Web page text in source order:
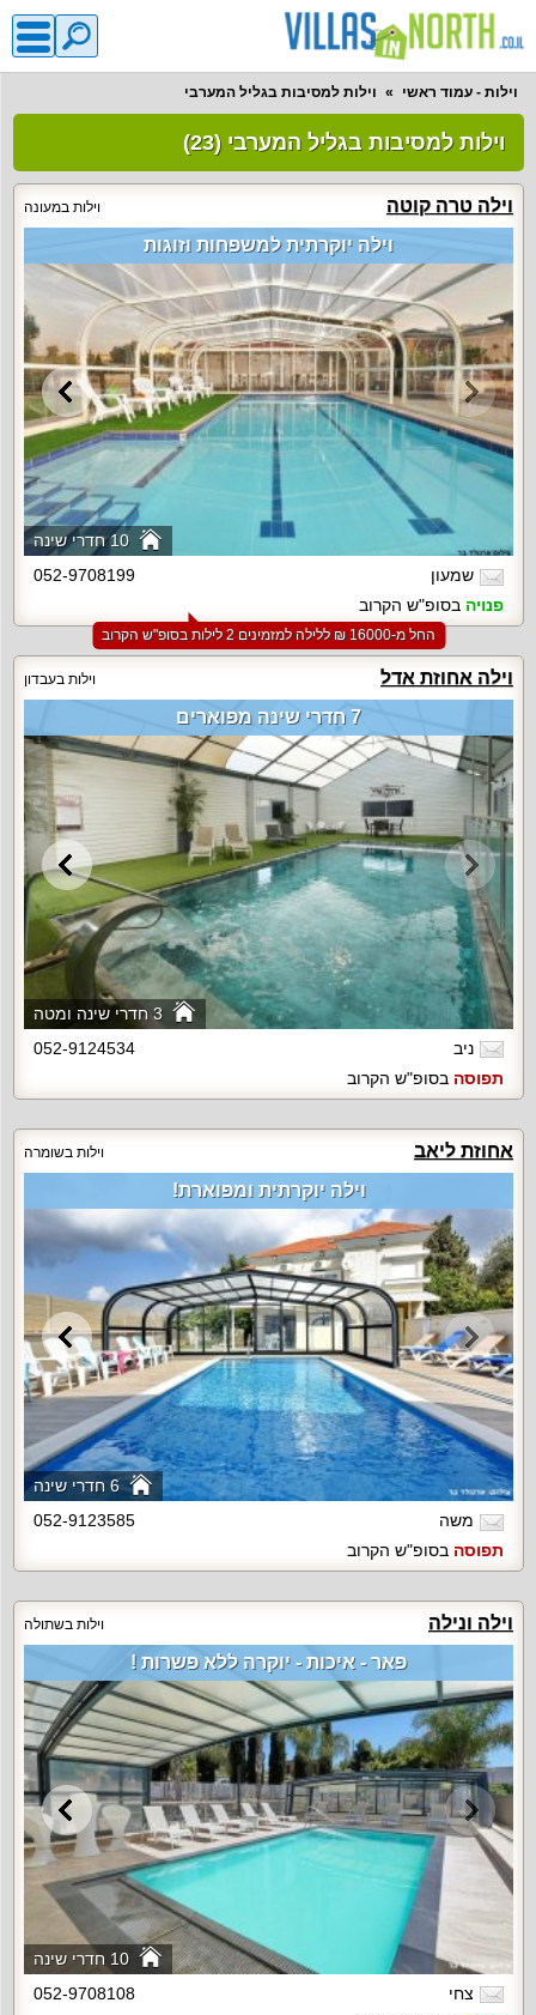
וילות - עמוד ראשי וילות למסיבות בגליל המערבי
וילות למסיבות בגליל המערבי (23)
וילה טרה קוטה וילות במעונה
10 חדרי שינה
וילה יוקרתית למשפחות וזוגות
שמעון
052-9708199
פנויה בסופ"ש הקרוב
החל מ-‏16000 ₪ ללילה למזמינים 2 לילות בסופ"ש הקרוב
וילה אחוזת אדל וילות בעבדון
3 חדרי שינה ומטה
7 חדרי שינה מפוארים
ניב
052-9124534
תפוסה בסופ"ש הקרוב
אחוזת ליאב וילות בשומרה
6 חדרי שינה
וילה יוקרתית ומפוארת!
משה
052-9123585
תפוסה בסופ"ש הקרוב
וילה ונילה וילות בשתולה
10 חדרי שינה
פאר - איכות - יוקרה ללא פשרות !
צחי
052-9708108